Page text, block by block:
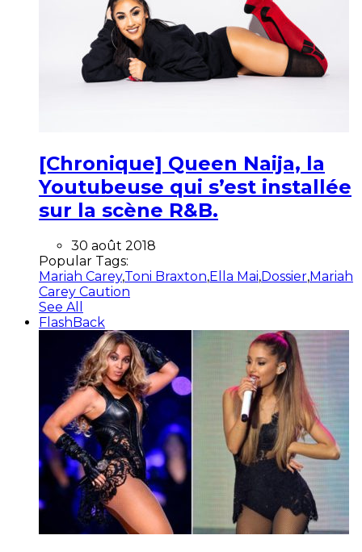
[Chronique] Queen Naija, la
Youtubeuse qui s’est installée
sur la scène R&B.
30 août 2018
Popular Tags:
Mariah Carey,Toni Braxton,Ella Mai,Dossier,Mariah
Carey Caution
See All
FlashBack